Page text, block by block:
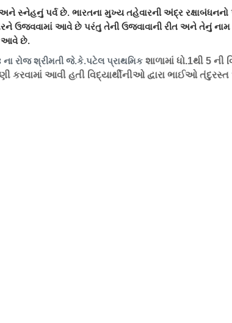
અને સ્નેહનું પર્વ છે. ભારતના મુખ્ય તહેવારની અંદ્ર
ઉજવવામાં આવે છે પરંતુ તેની ઉજવાવાની રીત અને તેનું નામ
આવે છે.
રોજ શ્રીમતી જે.કે.પટેલ પ્રાથમિક શાળામાં ધો.1થી 5
કરવામાં આવી હતી વિદ્યાર્થીનીઓ દ્વારા ભાઈઓ તંદુરસ્ત